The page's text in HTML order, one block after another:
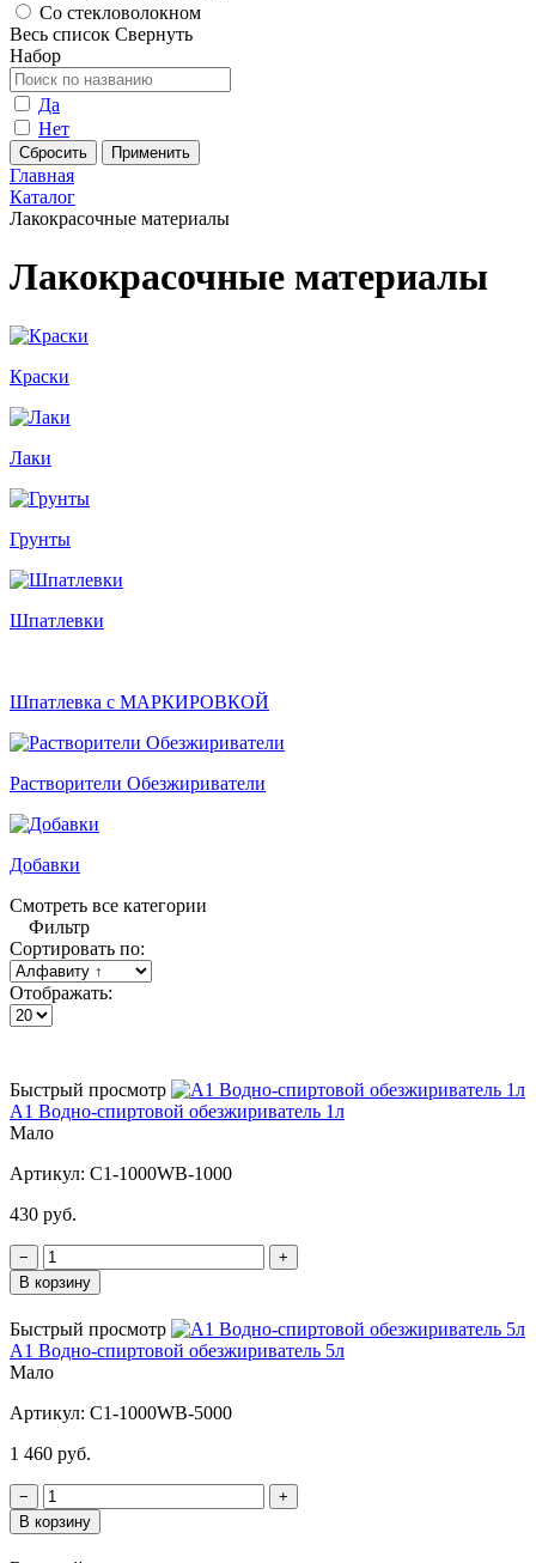
Со стекловолокном
Весь список Свернуть
Набор
Да
Нет
Главная
Каталог
Лакокрасочные материалы
Лакокрасочные материалы
Краски
Лаки
Грунты
Шпатлевки
Шпатлевка с МАРКИРОВКОЙ
Растворители Обезжириватели
Добавки
Смотреть все категории
Фильтр
Сортировать по:
Отображать:
Быстрый просмотр
A1 Водно-спиртовой обезжириватель 1л
Мало
Артикул: C1-1000WB-1000
430 руб.
−
+
В корзину
Быстрый просмотр
A1 Водно-спиртовой обезжириватель 5л
Мало
Артикул: C1-1000WB-5000
1 460 руб.
−
+
В корзину